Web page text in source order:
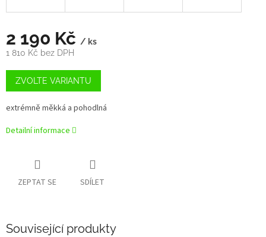
2 190 Kč / ks
1 810 Kč bez DPH
Měrná
cena:
ZVOLTE VARIANTU
extrémně měkká a pohodlná
Detailní informace
ZEPTAT SE SDÍLET
Související produkty